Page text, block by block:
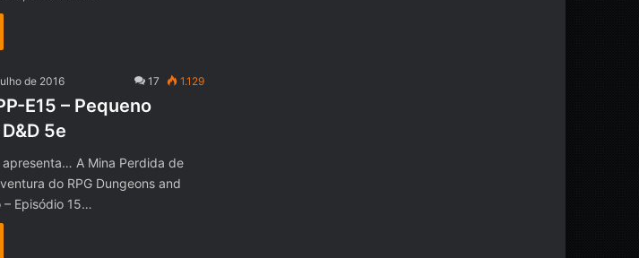
de 2016 17 1.129
E15 – Pequeno
5e
apresenta… A Mina Perdida de
do RPG Dungeons and
– Episódio 15…